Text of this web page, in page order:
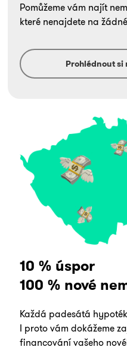
Pomůžeme vám najít
které nenajdete na
Prohlédnout
10 % úspor
100 % nové
Každá padesátá
I proto vám dokážeme
financování vašeho